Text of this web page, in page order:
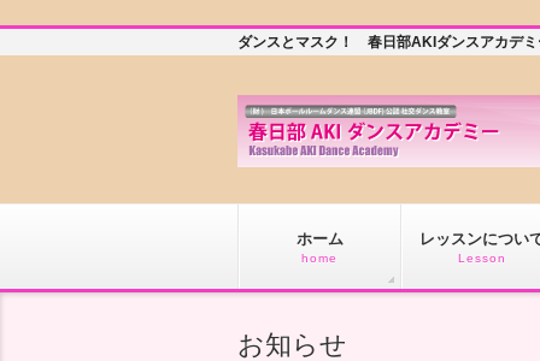
ダンスとマスク！ 春日部AKIダンスアカデミ
ホーム
home
レッスンについ
Lesson
お知らせ